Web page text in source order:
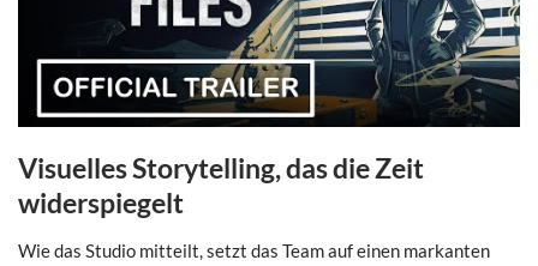
Visuelles Storytelling, das die Zeit
widerspiegelt
Wie das Studio mitteilt, setzt das Team auf einen markanten